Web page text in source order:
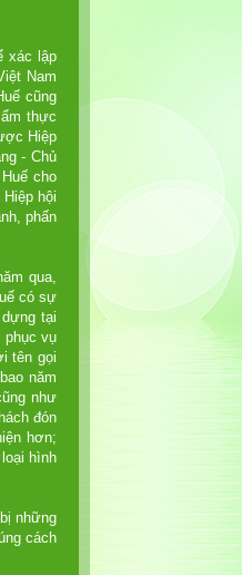
xác lập
Nam
cũng
thực
Hiệp
- Chủ
cho
hội
phấn
qua,
có sự
tại
phục vụ
tên gọi
năm
như
đón
hơn;
hình
những
cách